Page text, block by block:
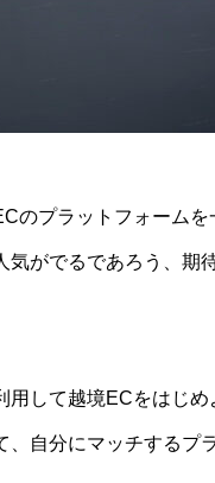
のプラットフォームを
がでるであろう、期
して越境ECをはじ
自分にマッチするプ